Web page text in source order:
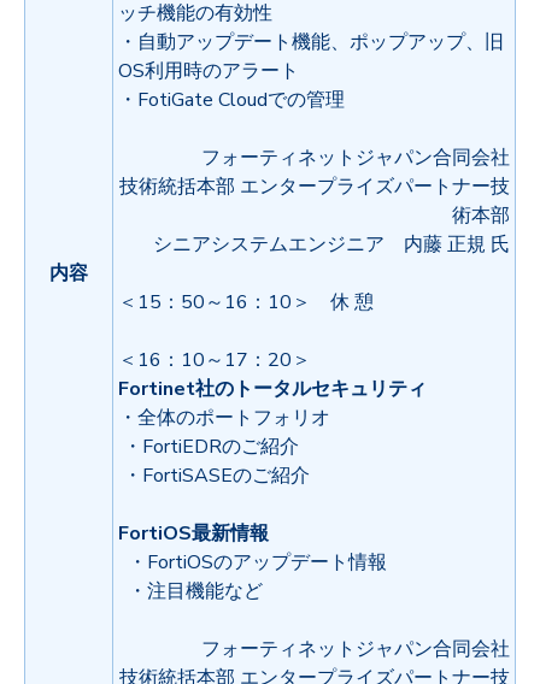
内容
ッチ機能の有効性
・自動アップデート機能、ポップアップ、旧
OS利用時のアラート
・FotiGate Cloudでの管理
フォーティネットジャパン合同会社
技術統括本部 エンタープライズパートナー技
術本部
シニアシステムエンジニア 内藤 正規 氏
＜15：50～16：10＞ 休 憩
＜16：10～17：20＞
Fortinet社のトータルセキュリティ
・全体のポートフォリオ
・FortiEDRのご紹介
・FortiSASEのご紹介
FortiOS最新情報
・FortiOSのアップデート情報
・注目機能など
フォーティネットジャパン合同会社
技術統括本部 エンタープライズパートナー技